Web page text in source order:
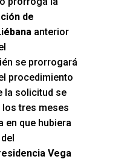
de
anterior
se prorrogará
procedimiento
la solicitud se
los tres meses
en que hubiera
Vega